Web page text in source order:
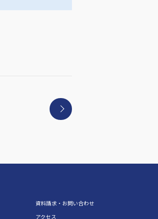
資料請求・お問い合わせ
アクセス